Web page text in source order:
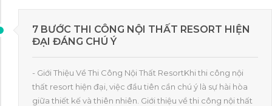
7 BƯỚC THI CÔNG NỘI THẤT RESORT HIỆN
ĐẠI ĐÁNG CHÚ Ý
- Giới Thiệu Về Thi Công Nội Thất ResortKhi thi công nội
thất resort hiện đại, việc đầu tiên cần chú ý là sự hài hòa
giữa thiết kế và thiên nhiên. Giới thiệu về thi công nội thất